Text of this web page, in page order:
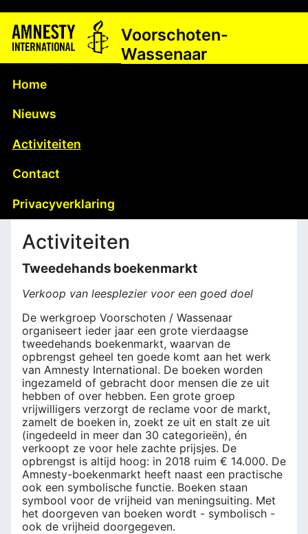
Voorschoten-
Wassenaar
Home
Nieuws
Activiteiten
Contact
Privacyverklaring
Activiteiten
Tweedehands boekenmarkt
Verkoop van leesplezier voor een goed doel
De werkgroep Voorschoten / Wassenaar
organiseert ieder jaar een grote vierdaagse
tweedehands boekenmarkt, waarvan de
opbrengst geheel ten goede komt aan het werk
van Amnesty International. De boeken worden
ingezameld of gebracht door mensen die ze uit
hebben of over hebben. Een grote groep
vrijwilligers verzorgt de reclame voor de markt,
zamelt de boeken in, zoekt ze uit en stalt ze uit
(ingedeeld in meer dan 30 categorieën), én
verkoopt ze voor hele zachte prijsjes. De
opbrengst is altijd hoog: in 2018 ruim € 14.000. De
Amnesty-boekenmarkt heeft naast een practische
ook een symbolische functie. Boeken staan
symbool voor de vrijheid van meningsuiting. Met
het doorgeven van boeken wordt - symbolisch -
ook de vrijheid doorgegeven.